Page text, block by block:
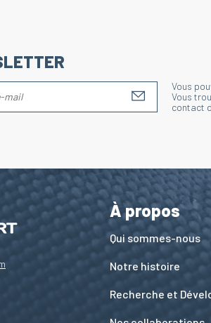
Vous
Vous
contact
À propos
Qui sommes-nous
Notre histoire
Recherche et